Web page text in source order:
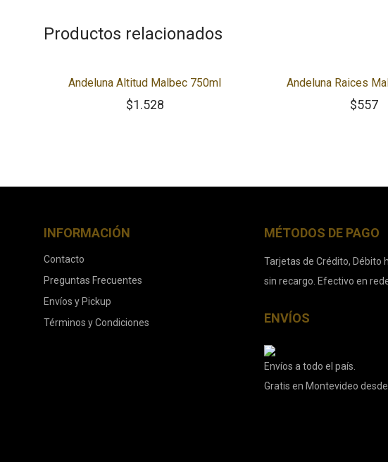
Productos relacionados
Andeluna Altitud Malbec 750ml
$1.528
Andeluna Raices
$557
INFORMACIÓN
Contacto
Preguntas Frecuentes
Envíos y Pickup
Términos y Condiciones
MÉTODOS DE PAGO
Tarjetas de Crédito, Débito
sin recargo. Efectivo en
ENVÍOS
Envíos a todo el país.
Gratis en Montevideo